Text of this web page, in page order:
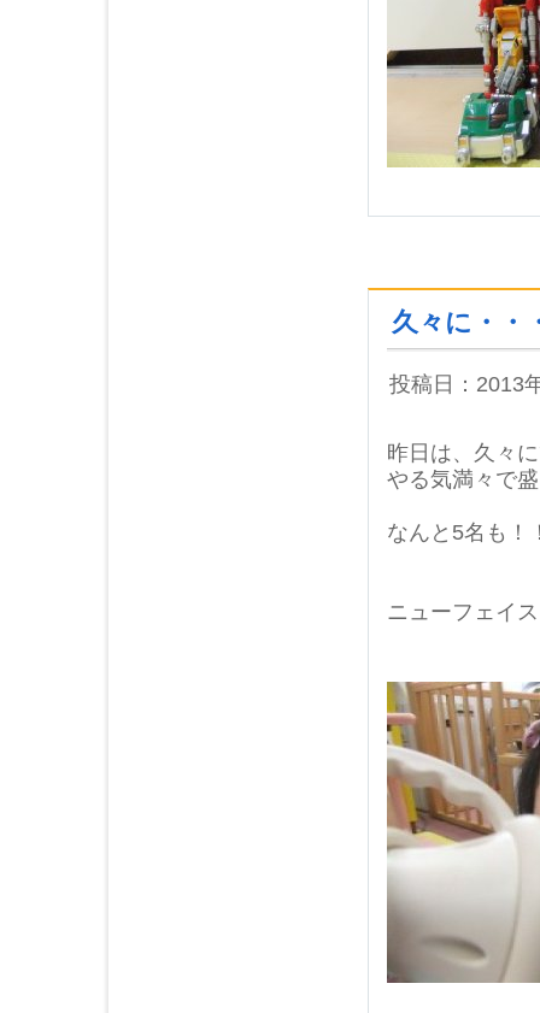
久々に・・
投稿日：2013
昨日は、久々
やる気満々で
なんと5名も！
ニューフェイ